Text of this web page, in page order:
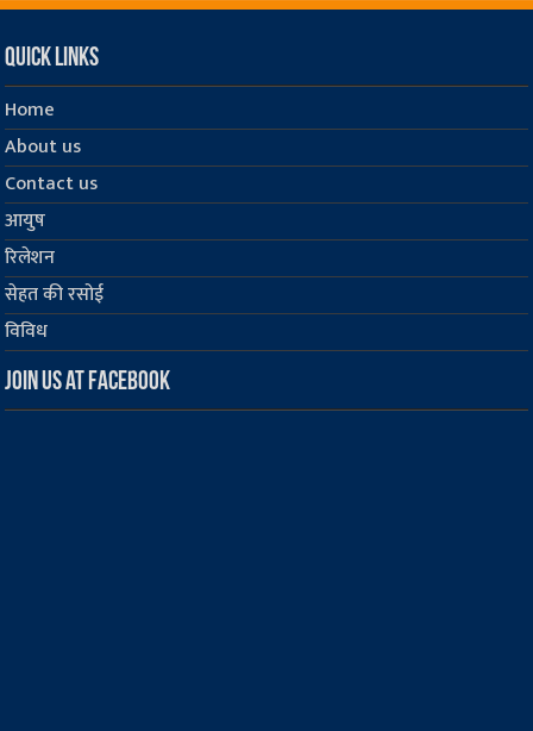
Quick Links
Home
About us
Contact us
आयुष
रिलेशन
सेहत की रसोई
विविध
Join us at Facebook